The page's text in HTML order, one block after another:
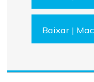
Baixar | Mac